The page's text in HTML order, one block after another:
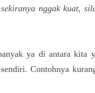
nggak kuat,
ya di antara kita
Contohnya